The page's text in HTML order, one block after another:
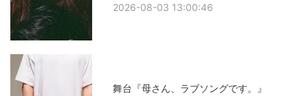
2026-08-03 13:00:46
舞台『母さん、ラブソングです。』